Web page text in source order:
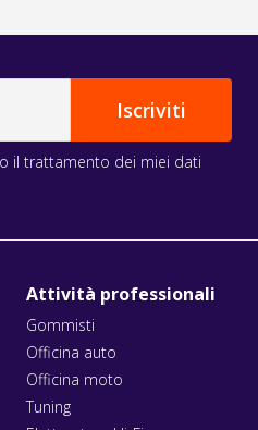
il trattamento dei miei dati
Attività professionali
Gommisti
Officina auto
Officina moto
Tuning